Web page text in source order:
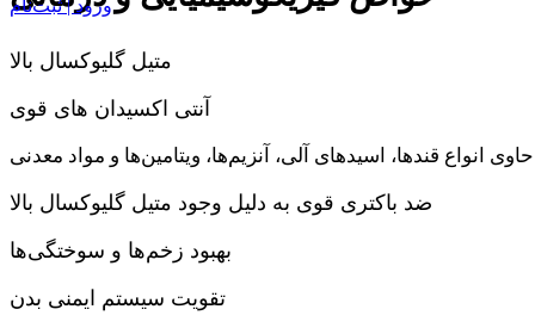
متیل گلیوکسال بالا
آنتی اکسیدان های قوی
حاوی انواع قندها، اسیدهای آلی، آنزیم‌ها، ویتامین‌ها و مواد معدنی
ضد باکتری قوی به دلیل وجود متیل گلیوکسال بالا
بهبود زخم‌ها و سوختگی‌ها
تقویت سیستم ایمنی بدن
ورود | ثبت‌نام